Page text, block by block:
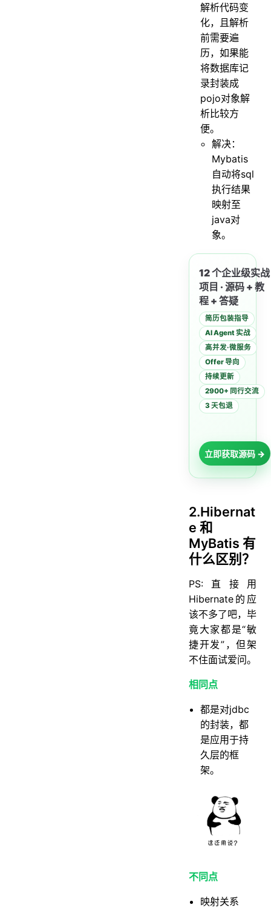
解析代码变
化，且解析
前需要遍
历，如果能
将数据库记
录封装成
pojo对象解
析比较方
便。
解决：
Mybatis
自动将sql
执行结果
映射至
java对
象。
12 个企业级实战
项目 · 源码 + 教
程 + 答疑
简历包装指导
AI Agent 实战
高并发·微服务
Offer 导向
持续更新
2900+ 同行交流
3 天包退
立即获取源码 →
2.Hibernat
e 和
MyBatis 有
什么区别？
PS:直接用
Hibernate的应
该不多了吧，毕
竟大家都是“敏
捷开发”，但架
不住面试爱问。
相同点
都是对jdbc
的封装，都
是应用于持
久层的框
架。
不同点
映射关系